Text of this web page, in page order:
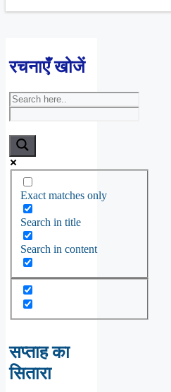
रचनाएँ खोजें
Exact matches only
Search in title
Search in content
सप्ताह का
सितारा